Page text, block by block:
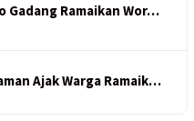
Gadang Ramaikan Wor…
Ajak Warga Ramaik…